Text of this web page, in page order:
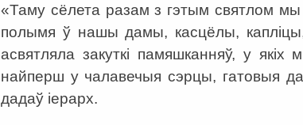
«Таму сёлета разам з гэтым святлом
полымя ў нашы дамы, касцёлы,
асвятляла закуткі памяшканняў, у
найперш у чалавечыя сэрцы, гатовыя
дадаў іерарх.